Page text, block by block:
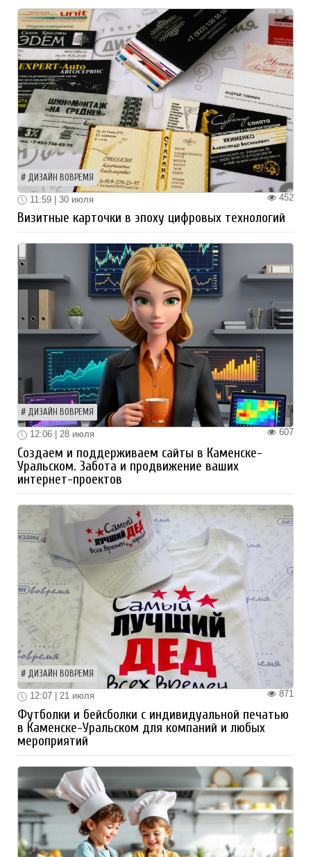
ДИЗАЙН ВОВРЕМЯ
452
11:59 | 30 июля
Визитные карточки в эпоху цифровых технологий
ДИЗАЙН ВОВРЕМЯ
607
12:06 | 28 июля
Создаем и поддерживаем сайты в Каменске-
Уральском. Забота и продвижение ваших
интернет-проектов
ДИЗАЙН ВОВРЕМЯ
871
12:07 | 21 июля
Футболки и бейсболки с индивидуальной печатью
в Каменске-Уральском для компаний и любых
мероприятий